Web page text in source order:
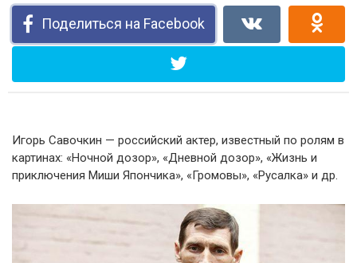
Поделиться на Facebook
Игорь Савочкин — российский актер, известный по ролям в
картинах: «Ночной дозор», «Дневной дозор», «Жизнь и
приключения Миши Япончика», «Громовы», «Русалка» и др.